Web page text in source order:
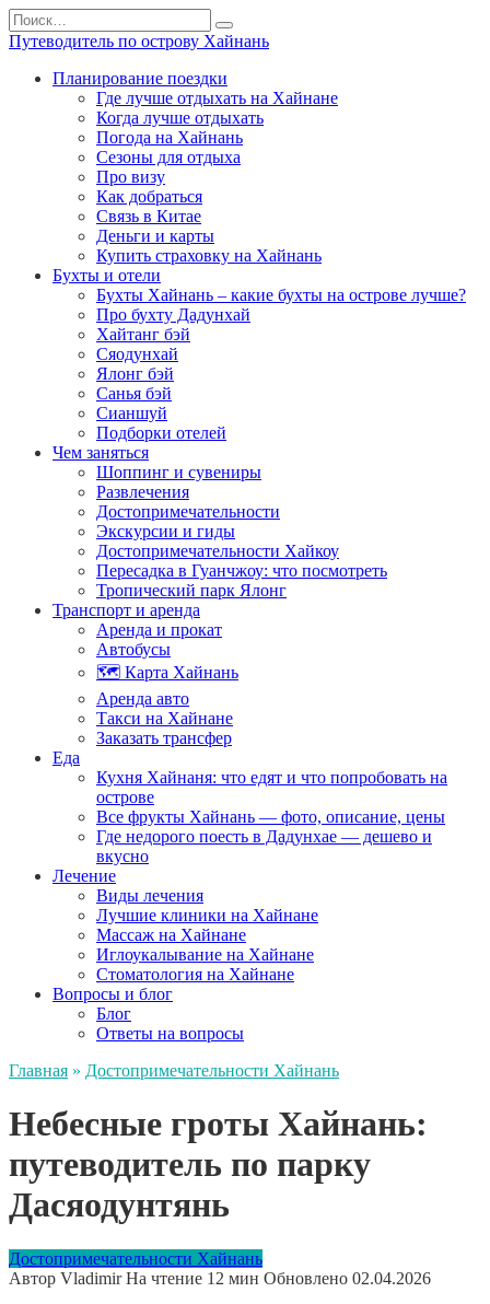
Перейти
к
содержанию
Search
for:
Путеводитель по острову Хайнань
Планирование поездки
Где лучше отдыхать на Хайнане
Когда лучше отдыхать
Погода на Хайнань
Сезоны для отдыха
Про визу
Как добраться
Связь в Китае
Деньги и карты
Купить страховку на Хайнань
Бухты и отели
Бухты Хайнань – какие бухты на острове лучше?
Про бухту Дадунхай
Хайтанг бэй
Сяодунхай
Ялонг бэй
Санья бэй
Сианшуй
Подборки отелей
Чем заняться
Шоппинг и сувениры
Развлечения
Достопримечательности
Экскурсии и гиды
Достопримечательности Хайкоу
Пересадка в Гуанчжоу: что посмотреть
Тропический парк Ялонг
Транспорт и аренда
Аренда и прокат
Автобусы
🗺️ Карта Хайнань
Аренда авто
Такси на Хайнане
Заказать трансфер
Еда
Кухня Хайнаня: что едят и что попробовать на
острове
Все фрукты Хайнань — фото, описание, цены
Где недорого поесть в Дадунхае — дешево и
вкусно
Лечение
Виды лечения
Лучшие клиники на Хайнане
Массаж на Хайнане
Иглоукалывание на Хайнане
Стоматология на Хайнане
Вопросы и блог
Блог
Ответы на вопросы
Главная » Достопримечательности Хайнань
Небесные гроты Хайнань:
путеводитель по парку
Дасяодунтянь
Достопримечательности Хайнань
Автор Vladimir На чтение 12 мин Обновлено 02.04.2026